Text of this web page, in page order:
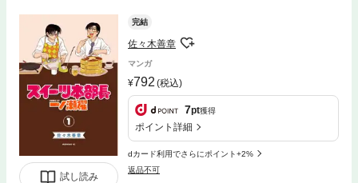
試し読み
完結
佐々木善章
マンガ
792 (税込)
7pt獲得
ポイント詳細
dカード利用でさらにポイント+2%
返品不可